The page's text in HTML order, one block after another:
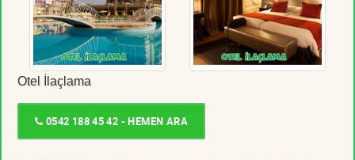
Otel İlaçlama
0542 188 45 42 - HEMEN ARA